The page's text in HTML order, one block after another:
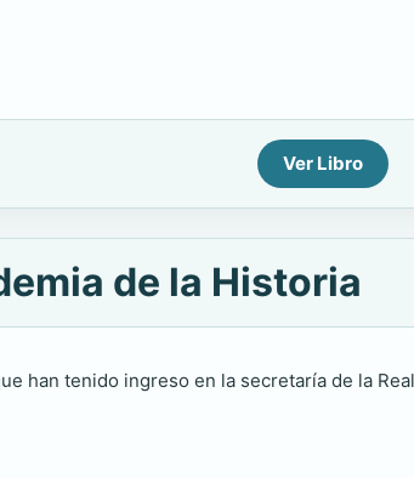
Ver Libro
de la Historia
han tenido ingreso en la secretaría de la